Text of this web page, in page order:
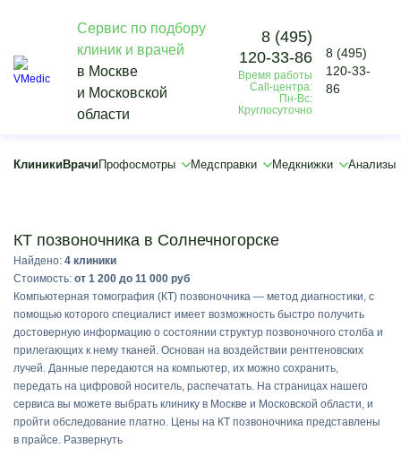
Сервис по подбору
клиник и врачей
в Москве
и Московской
области
8 (495)
120-33-86
Время работы
Call-центра:
Пн-Вс:
Круглосуточно
8 (495)
120-33-
86
Клиники Врачи Профосмотры Медсправки Медкнижки Анализы
×
×
КТ позвоночника в Солнечногорске
Найдено: 4 клиники
Стоимость: от 1 200 до 11 000 руб
Компьютерная томография (КТ) позвоночника — метод диагностики, с
помощью которого специалист имеет возможность быстро получить
достоверную информацию о состоянии структур позвоночного столба и
прилегающих к нему тканей. Основан на воздействии рентгеновских
лучей. Данные передаются на компьютер, их можно сохранить,
передать на цифровой носитель, распечатать. На страницах нашего
сервиса вы можете выбрать клинику в Москве и Московской области, и
пройти обследование платно. Цены на КТ позвоночника представлены
в прайсе. Развернуть